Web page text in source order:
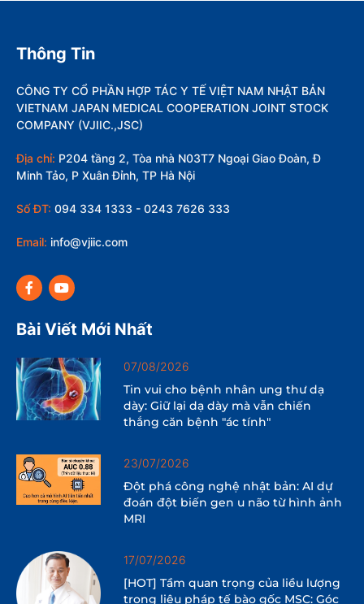
Thông Tin
CÔNG TY CỔ PHẦN HỢP TÁC Y TẾ VIỆT NAM NHẬT BẢN
VIETNAM JAPAN MEDICAL COOPERATION JOINT STOCK
COMPANY (VJIIC.,JSC)
Địa chỉ: P204 tầng 2, Tòa nhà N03T7 Ngoại Giao Đoàn, Đ
Minh Tảo, P Xuân Đỉnh, TP Hà Nội
Số ĐT: 094 334 1333 - 0243 7626 333
Email: info@vjiic.com
Bài Viết Mới Nhất
07/08/2026
Tin vui cho bệnh nhân ung thư dạ
dày: Giữ lại dạ dày mà vẫn chiến
thắng căn bệnh "ác tính"
23/07/2026
Đột phá công nghệ nhật bản: AI dự
đoán đột biến gen u não từ hình ảnh
MRI
17/07/2026
[HOT] Tầm quan trọng của liều lượng
trong liệu pháp tế bào gốc MSC: Góc